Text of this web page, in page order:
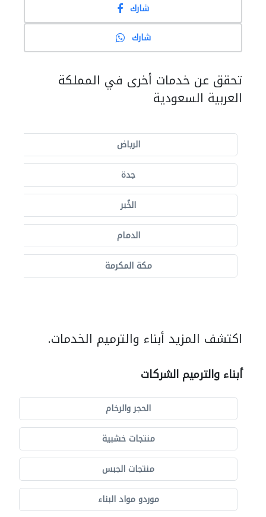
شارك
شارك
تحقق عن خدمات أخرى في المملكة
العربية السعودية
الرياض
جدة
الخُبر
الدمام
مكة المكرمة
اكتشف المزيد أبناء والترميم الخدمات.
أبناء والترميم الشركات
الحجر والرخام
منتجات خشبية
منتجات الجبس
موردو مواد البناء